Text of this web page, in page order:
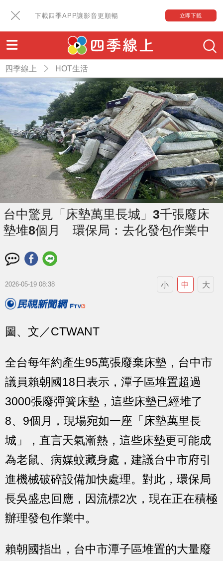
下載四季APP讓影音更順暢 立即下載
四季線上 HOT生活
台中驚見「床墊萬里長城」3千張廢床
墊堆8個月 環保局：去化發包作業中
2026-05-19 08:38 小 中 大
圖、文／CTWANT
全台每年約產生95萬張廢棄床墊，台中市
議員賴朝國18日表示，潭子區堆置超過
3000張廢彈簧床墊，這些床墊已經堆了
8、9個月，現場宛如一座「床墊萬里長
城」，直言天氣漸熱，這些床墊更可能成
為老鼠、病媒蚊藏身處，建議台中市府引
進機械破碎設備加快處理。對此，環保局
長吳盛忠回應，因流標2次，現在正在積極
辦理發包作業中。
賴朝國指出，台中市潭子區堆置的大量廢